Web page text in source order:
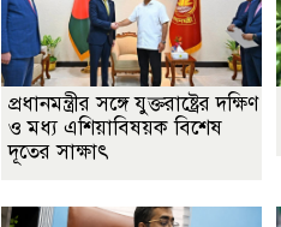
প্রধানমন্ত্রীর সঙ্গে যুক্তরাষ্ট্রের দক্ষিণ
ও মধ্য এশিয়াবিষয়ক বিশেষ
দূতের সাক্ষাৎ